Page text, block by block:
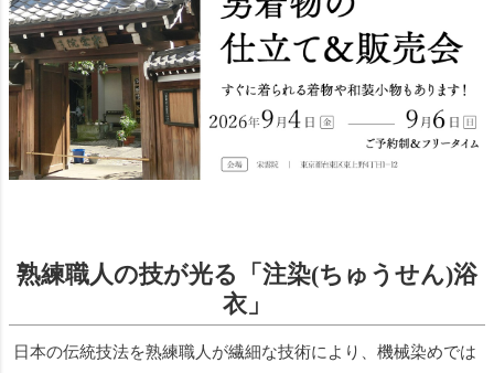
熟練職人の技が光る「注染(ちゅうせん)浴
衣」
日本の伝統技法を熟練職人が繊細な技術により、機械染めでは